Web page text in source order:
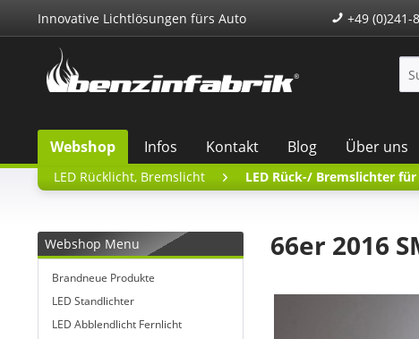
Innovative Lichtlösungen fürs Auto +49 (0)241-
Webshop Infos Kontakt Blog Über uns
LED Rücklicht, Bremslicht LED Rück-/ Bremslichter
Webshop Menu
Brandneue Produkte
LED Standlichter
LED Abblendlicht Fernlicht
66er 2016